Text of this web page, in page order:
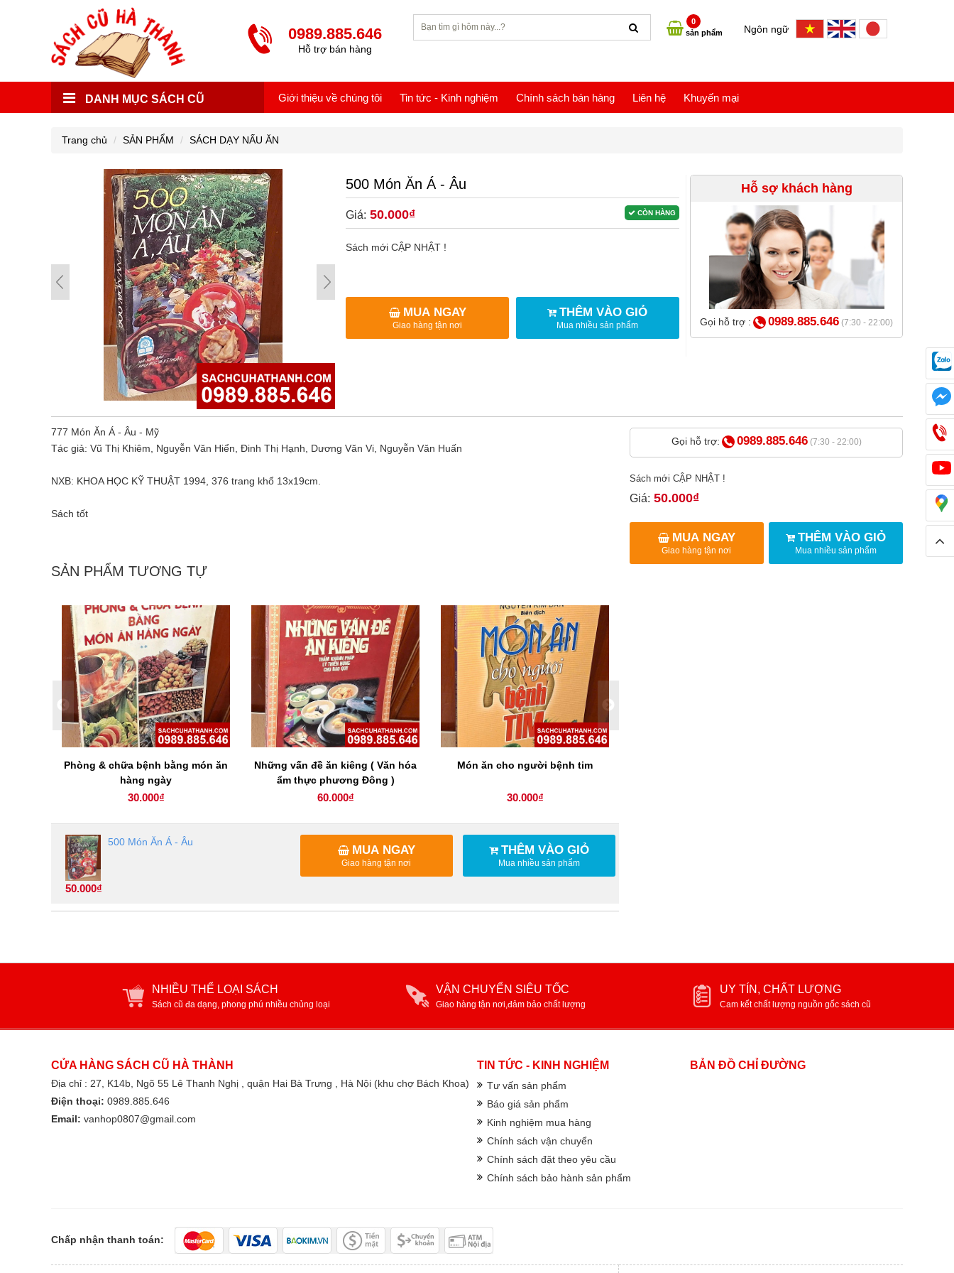
0989.885.646
Hỗ trợ bán hàng
0
sản phẩm
Ngôn ngữ
DANH MỤC SÁCH CŨ Giới thiệu về chúng tôi Tin tức - Kinh nghiệm Chính sách bán hàng Liên hệ Khuyến mại
Trang chủ SẢN PHẨM SÁCH DẠY NẤU ĂN
500 Món Ăn Á - Âu
CÒN HÀNG
Giá: 50.000₫
Sách mới CẬP NHẬT !
MUA NGAY
Giao hàng tận nơi
THÊM VÀO GIỎ
Mua nhiều sản phẩm
Hỗ sợ khách hàng
Gọi hỗ trợ : 0989.885.646 (7:30 - 22:00)
777 Món Ăn Á - Âu - Mỹ
Tác giả: Vũ Thị Khiêm, Nguyễn Văn Hiển, Đinh Thị Hạnh, Dương Văn Vi, Nguyễn Văn Huấn
NXB: KHOA HỌC KỸ THUẬT 1994, 376 trang khổ 13x19cm.
Sách tốt
SẢN PHẨM TƯƠNG TỰ
Phòng & chữa bệnh bằng món ăn
hàng ngày
30.000₫
Những vấn đề ăn kiêng ( Văn hóa
ẩm thực phương Đông )
60.000₫
Món ăn cho người bệnh tim
30.000₫
500 Món Ăn Á - Âu
50.000₫
THÊM VÀO GIỎ
Mua nhiều sản phẩm
MUA NGAY
Giao hàng tận nơi
Gọi hỗ trợ: 0989.885.646 (7:30 - 22:00)
Sách mới CẬP NHẬT !
Giá: 50.000₫
MUA NGAY
Giao hàng tận nơi
THÊM VÀO GIỎ
Mua nhiều sản phẩm
NHIỀU THỂ LOẠI SÁCH
Sách cũ đa dạng, phong phú nhiều chủng loại
VẬN CHUYỂN SIÊU TỐC
Giao hàng tận nơi,đảm bảo chất lượng
UY TÍN, CHẤT LƯỢNG
Cam kết chất lượng nguồn gốc sách cũ
CỬA HÀNG SÁCH CŨ HÀ THÀNH
Địa chỉ : 27, K14b, Ngõ 55 Lê Thanh Nghị , quận Hai Bà Trưng , Hà Nội (khu chợ Bách Khoa)
Điện thoại: 0989.885.646
Email: vanhop0807@gmail.com
TIN TỨC - KINH NGHIỆM
Tư vấn sản phẩm
Báo giá sản phẩm
Kinh nghiệm mua hàng
Chính sách vận chuyển
Chính sách đặt theo yêu cầu
Chính sách bảo hành sản phẩm
BẢN ĐỒ CHỈ ĐƯỜNG
Chấp nhận thanh toán: